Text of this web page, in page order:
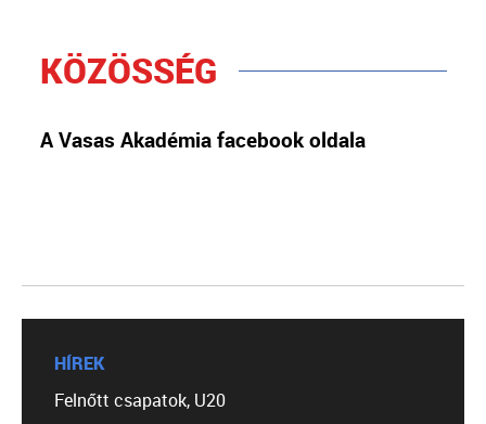
KÖZÖSSÉG
A Vasas Akadémia facebook oldala
HÍREK
Felnőtt csapatok, U20